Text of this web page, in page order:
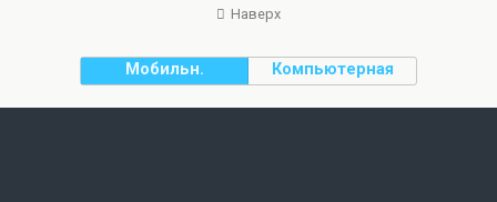
Наверх
Мобильн. Компьютерная